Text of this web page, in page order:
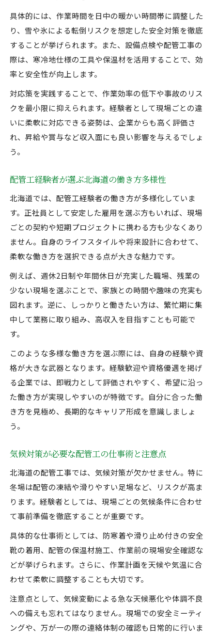
具体的には、作業時間を日中の暖かい時間帯に調整した
り、雪や氷による転倒リスクを想定した安全対策を徹底
することが挙げられます。また、設備点検や配管工事の
際は、寒冷地仕様の工具や保温材を活用することで、効
率と安全性が向上します。
対応策を実践することで、作業効率の低下や事故のリス
クを最小限に抑えられます。経験者として現場ごとの違
いに柔軟に対応できる姿勢は、企業からも高く評価さ
れ、昇給や賞与など収入面にも良い影響を与えるでしょ
う。
配管工経験者が選ぶ北海道の働き方多様性
北海道では、配管工経験者の働き方が多様化していま
す。正社員として安定した雇用を選ぶ方もいれば、現場
ごとの契約や短期プロジェクトに携わる方も少なくあり
ません。自身のライフスタイルや将来設計に合わせて、
柔軟な働き方を選択できる点が大きな魅力です。
例えば、週休2日制や年間休日が充実した職場、残業の
少ない現場を選ぶことで、家族との時間や趣味の充実も
図れます。逆に、しっかりと働きたい方は、繁忙期に集
中して業務に取り組み、高収入を目指すことも可能で
す。
このような多様な働き方を選ぶ際には、自身の経験や資
格が大きな武器となります。経験歓迎や資格優遇を掲げ
る企業では、即戦力として評価されやすく、希望に沿っ
た働き方が実現しやすいのが特徴です。自分に合った働
き方を見極め、長期的なキャリア形成を意識しましょ
う。
気候対策が必要な配管工の仕事術と注意点
北海道の配管工事では、気候対策が欠かせません。特に
冬場は配管の凍結や滑りやすい足場など、リスクが高ま
ります。経験者としては、現場ごとの気候条件に合わせ
て事前準備を徹底することが重要です。
具体的な仕事術としては、防寒着や滑り止め付きの安全
靴の着用、配管の保温材施工、作業前の現場安全確認な
どが挙げられます。さらに、作業計画を天候や気温に合
わせて柔軟に調整することも大切です。
注意点として、気候変動による急な天候悪化や体調不良
への備えも忘れてはなりません。現場での安全ミーティ
ングや、万が一の際の連絡体制の確認も日常的に行いま